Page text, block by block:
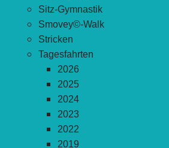
Sitz-Gymnastik
Smovey©-Walk
Stricken
Tagesfahrten
2026
2025
2024
2023
2022
2019